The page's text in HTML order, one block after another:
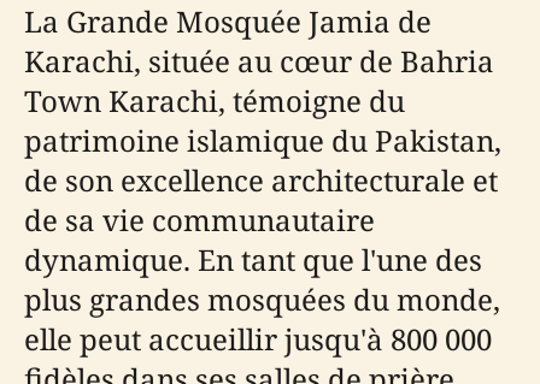
La Grande Mosquée Jamia de
Karachi, située au cœur de Bahria
Town Karachi, témoigne du
patrimoine islamique du Pakistan,
de son excellence architecturale et
de sa vie communautaire
dynamique. En tant que l'une des
plus grandes mosquées du monde,
elle peut accueillir jusqu'à 800 000